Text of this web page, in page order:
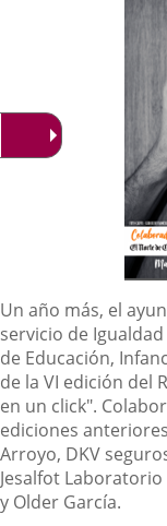
Descripción
Un año más, el
servicio de
de Educación,
de la VI edición del
en un click".
ediciones
Arroyo, DKV
Jesalfot
y Older García.